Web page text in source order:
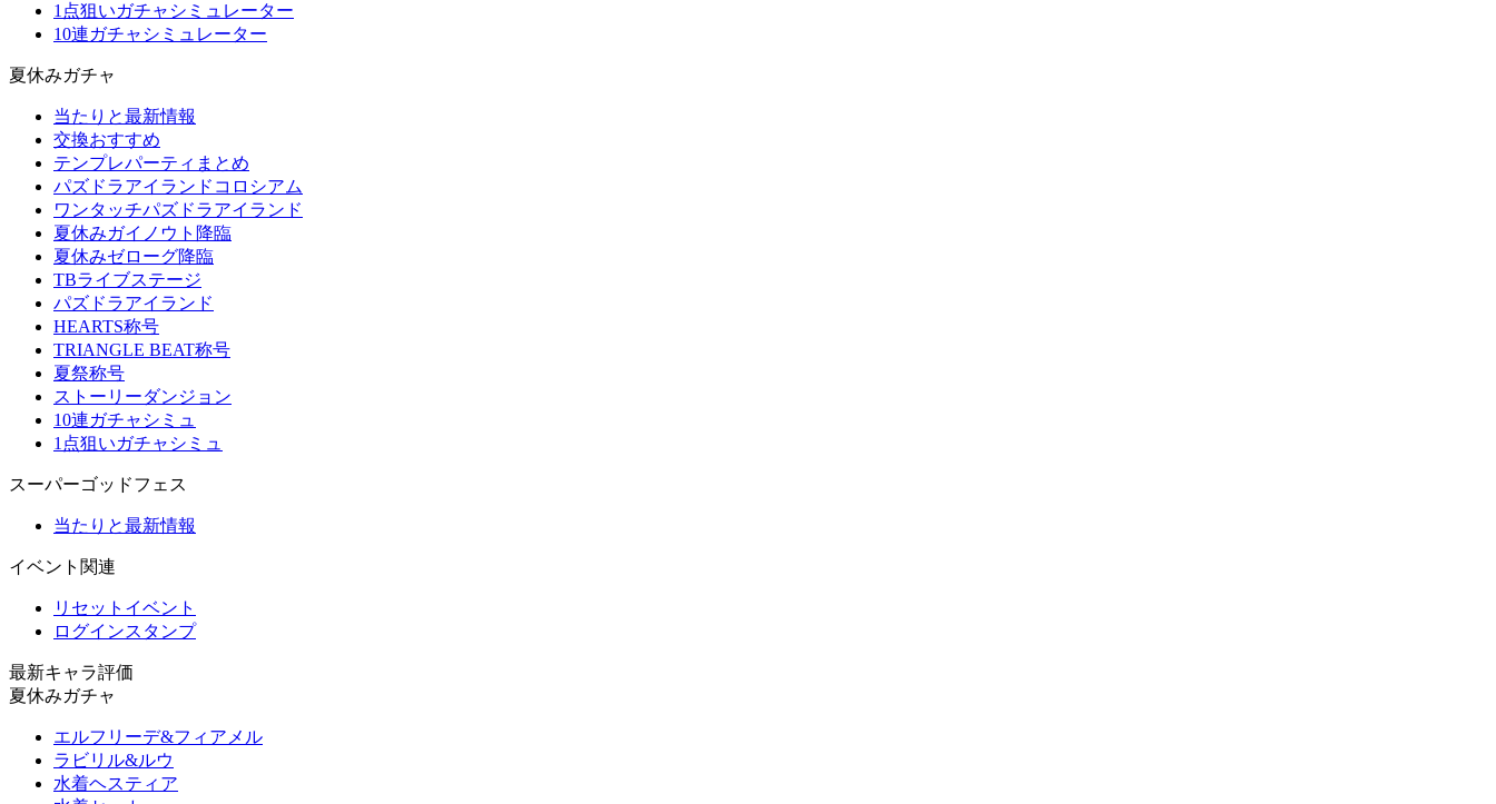
1点狙いガチャシミュレーター
10連ガチャシミュレーター
夏休みガチャ
当たりと最新情報
交換おすすめ
テンプレパーティまとめ
パズドラアイランドコロシアム
ワンタッチパズドラアイランド
夏休みガイノウト降臨
夏休みゼローグ降臨
TBライブステージ
パズドラアイランド
HEARTS称号
TRIANGLE BEAT称号
夏祭称号
ストーリーダンジョン
10連ガチャシミュ
1点狙いガチャシミュ
スーパーゴッドフェス
当たりと最新情報
イベント関連
リセットイベント
ログインスタンプ
最新キャラ評価
夏休みガチャ
エルフリーデ&フィアメル
ラビリル&ルウ
水着ヘスティア